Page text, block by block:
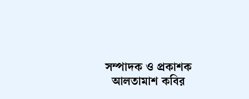
সম্পাদক ও প্রকাশক
আলতামাশ কবির